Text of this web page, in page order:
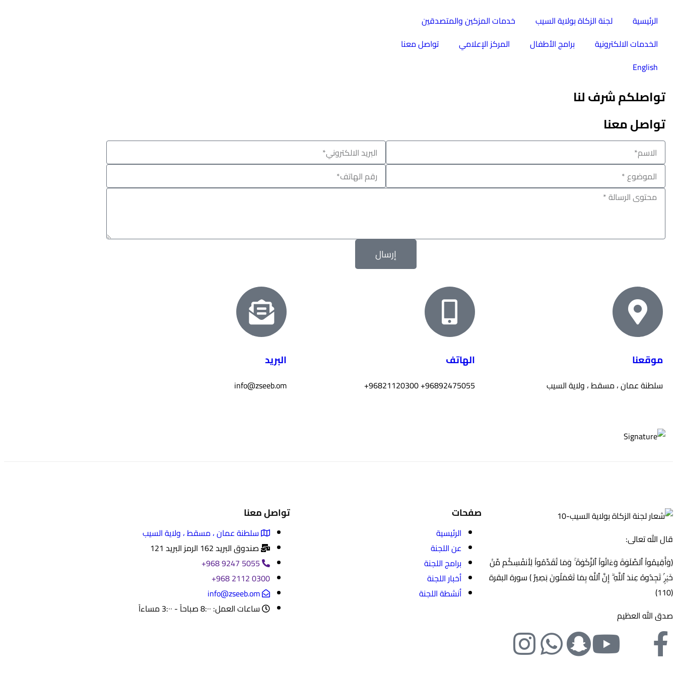
الرئيسية لجنة الزكاة بولاية السيب
خدمات المزكين والمتصدقين
الخدمات الالكترونية
برامج الأطفال المركز الإعلامي
تواصل معنا
English
تواصلكم شرف لنا
تواصل معنا
إرسال
موقعنا
سلطنة عمان ، مسقط ، ولاية السيب
الهاتف
96892475055
+ 96821120300
+
البريد
info@zseeb.om
قال الله تعالى:
(وَأَقِيمُواْ ٱلصَّلَوٰةَ وَءَاتُواْ ٱلزَّكَوٰةَ ۚ وَمَا تُقَدِّمُواْ لِأَنفُسِكُم مِّنْ
خَيْرٍۢ تَجِدُوهُ عِندَ ٱللَّهِ ۗ إِنَّ ٱللَّهَ بِمَا تَعْمَلُونَ بَصِيرٌ ) سورة البقرة
(110)
صدق الله العظيم
صفحات
الرئيسية
عن اللجنة
برامج اللجنة
أخبار اللجنة
أنشطة اللجنة
تواصل معنا
سلطنة عمان ، مسقط ، ولاية السيب
صندوق البريد 162 الرمز البريد 121
5055 9247 968+
0300 2112 968+
info@zseeb.om
ساعات العمل: 8:٠٠ صباحاً - 3:٠٠ مساءاً